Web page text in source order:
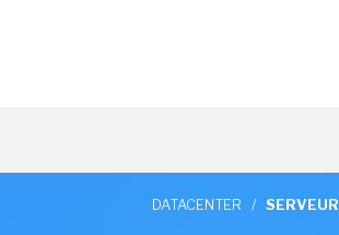
DATACENTER / SERVEUR